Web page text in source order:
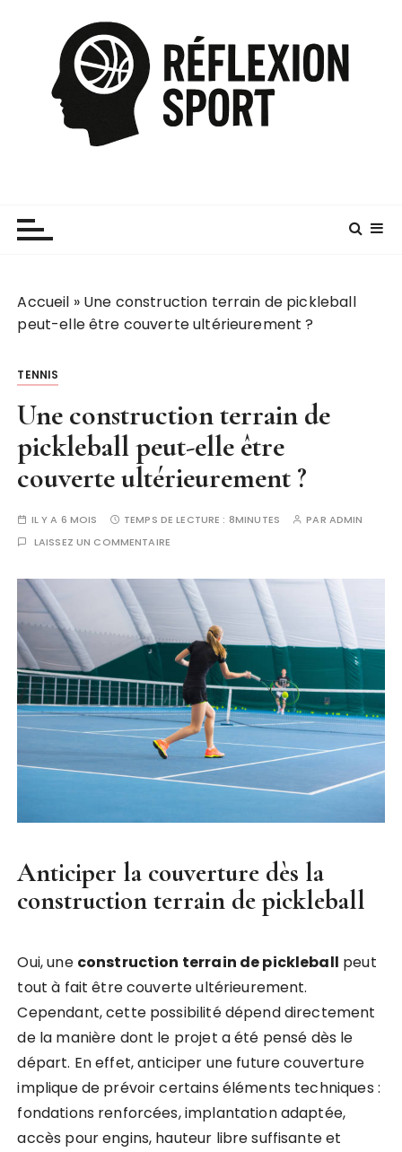
Accueil » Une construction terrain de pickleball
peut-elle être couverte ultérieurement ?
TENNIS
Une construction terrain de
pickleball peut-elle être
couverte ultérieurement ?
IL Y A 6 MOIS TEMPS DE LECTURE : 8MINUTES PAR ADMIN
LAISSEZ UN COMMENTAIRE
Anticiper la couverture dès la
construction terrain de pickleball
Oui, une construction terrain de pickleball peut
tout à fait être couverte ultérieurement.
Cependant, cette possibilité dépend directement
de la manière dont le projet a été pensé dès le
départ. En effet, anticiper une future couverture
implique de prévoir certains éléments techniques :
fondations renforcées, implantation adaptée,
accès pour engins, hauteur libre suffisante et